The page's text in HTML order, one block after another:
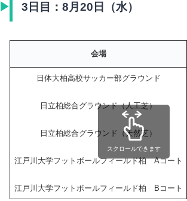
3日目：8月20日（水）
会場
日体大柏高校サッカー部グラウンド
日立柏総合グラウンド（人工芝）
日立柏総合グラウンド（天然芝）
江戸川大学フットボールフィールド柏 Aコート
江戸川大学フットボールフィールド柏 Bコート
スクロールできます